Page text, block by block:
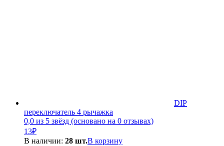
DIP
переключатель 4 рычажка
0,0 из 5 звёзд (основано на 0 отзывах)
13₽
В наличии: 28 шт.В корзину